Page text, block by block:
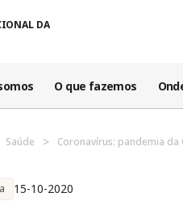
DA
O que fazemos
Saúde Coronavírus: pandemia da
15-10-2020